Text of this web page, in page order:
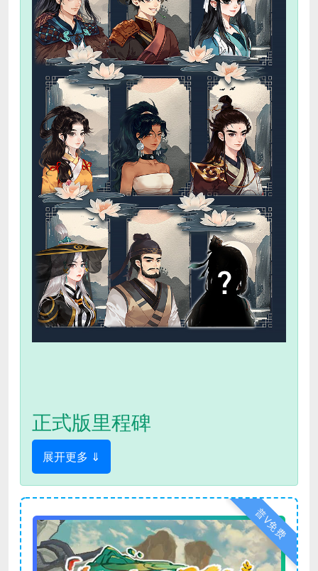
正式版里程碑
展开更多 ⇓
普V免费